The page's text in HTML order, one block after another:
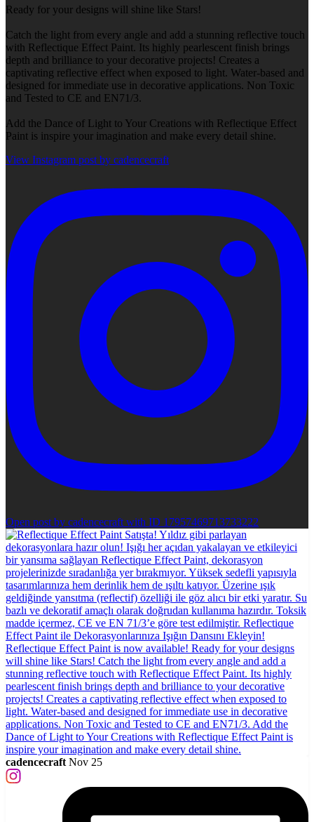
Ready for your designs will shine like Stars!
Catch the light from every angle and add a stunning reflective touch
with Reflectique Effect Paint. Its highly pearlescent finish brings
depth and brilliance to your decorative projects! Creates a
captivating reflective effect when exposed to light. Water-based and
designed for immediate use in decorative applications. Non Toxic
and Tested to CE and EN71/3.
Add the Dance of Light to Your Creations with Reflectique Effect
Paint is inspire your imagination and make every detail shine.
View Instagram post by cadencecraft
Open post by cadencecraft with ID 17957469713733222
cadencecraft Nov 25